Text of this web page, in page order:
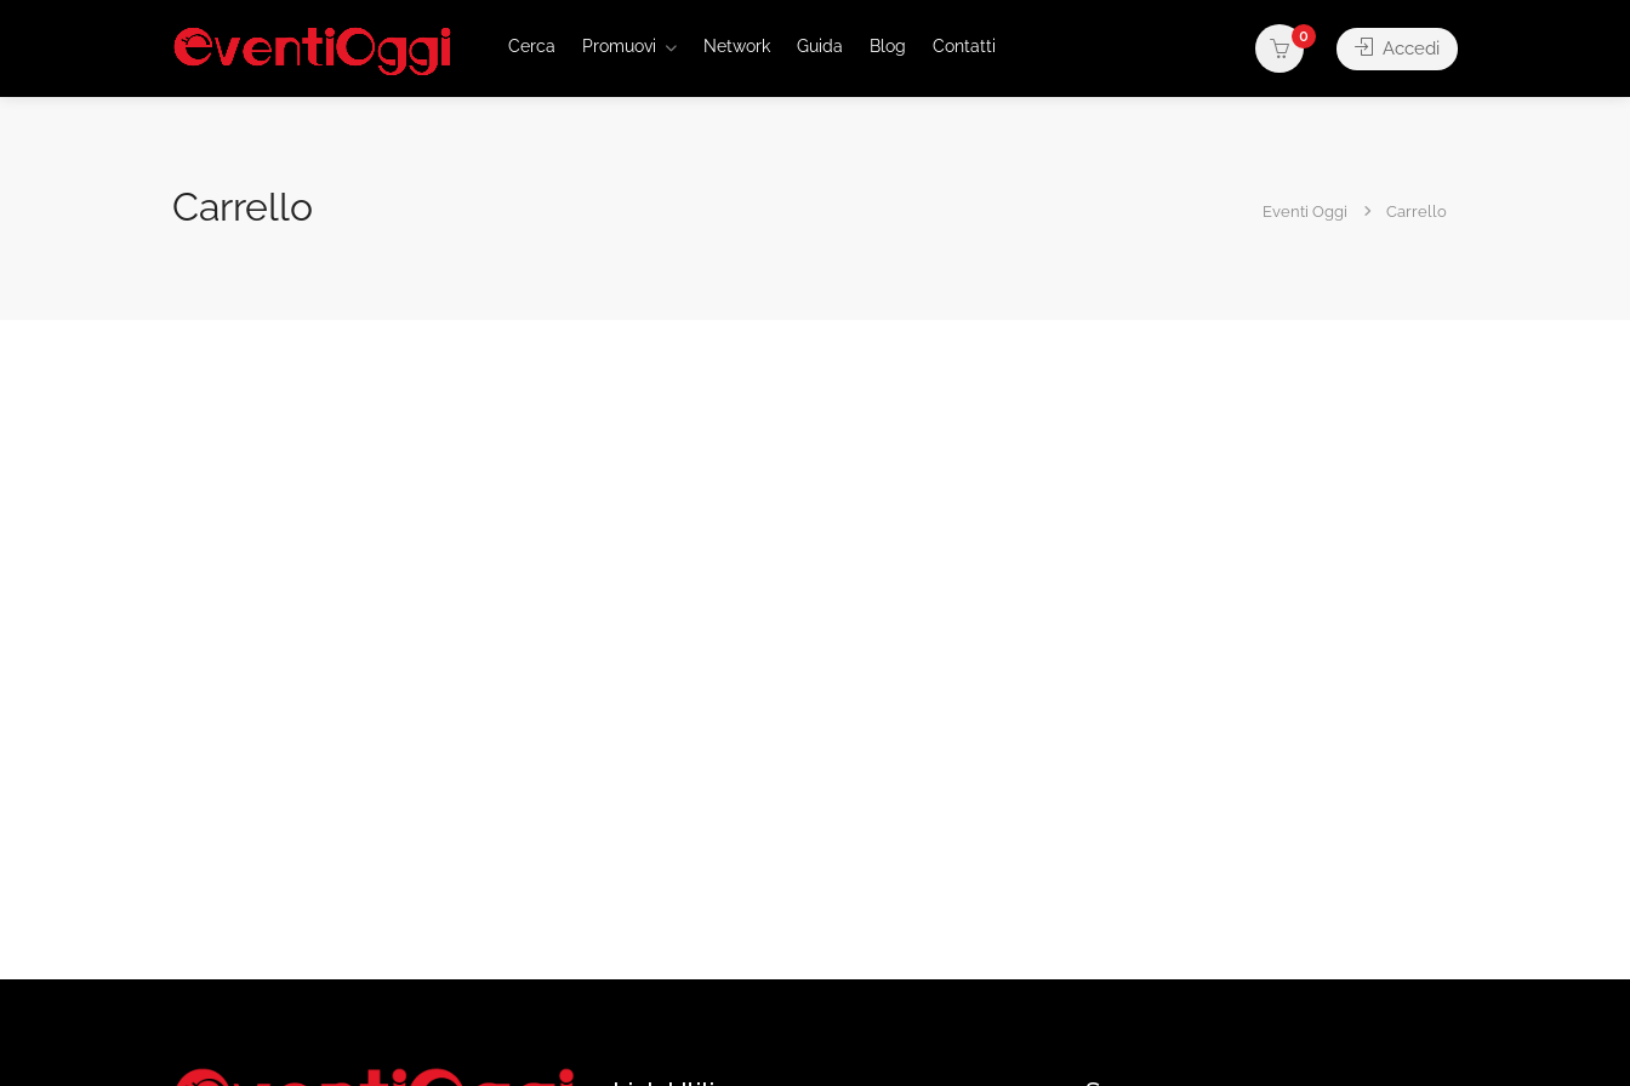
Cerca Promuovi Network Guida Blog Contatti 0
Accedi
Carrello Eventi Oggi Carrello